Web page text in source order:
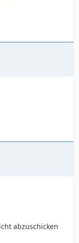
abzuschicken